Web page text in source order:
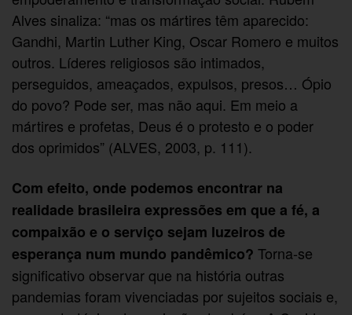
Alves sinaliza: “mas os mártires têm aparecido:
Gandhi, Martin Luther King, Oscar Romero e muitos
outros. Líderes religiosos são intimados,
perseguidos, ameaçados, expulsos, presos… Ópio
do povo? Pode ser, mas não aqui. Em meio a
mártires e profetas, Deus é o protesto e o poder
dos oprimidos” (ALVES, 2003, p. 111).
Com efeito, onde podemos encontrar na
realidade brasileira expressões em que a fé, a
compaixão e o serviço sejam luzeiros de
esperança num mundo pandêmico? Torna-se
significativo observar que na história outras
pandemias foram vivenciadas por sujeitos sociais e,